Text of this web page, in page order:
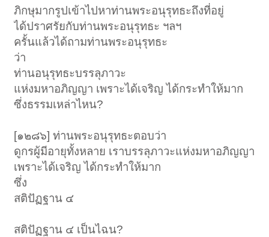
ภิกษุมากรูปเข้าไปหาท่านพระอนุรุทธะถึงที่อยู่
ได้ปราศรัยกับท่านพระอนุรุทธะ ฯลฯ
ครั้นแล้วได้ถามท่านพระอนุรุทธะ
ว่า
ท่านอนุรุทธะบรรลุภาวะ
แห่งมหาอภิญญา เพราะได้เจริญ ได้กระทำให้มาก
ซึ่งธรรมเหล่าไหน?
[๑๒๘๖] ท่านพระอนุรุทธะตอบว่า
ดูกรผู้มีอายุทั้งหลาย เราบรรลุภาวะแห่งมหาอภิญญา
เพราะได้เจริญ ได้กระทำให้มาก
ซึ่ง
สติปัฏฐาน ๔
สติปัฏฐาน ๔ เป็นไฉน?